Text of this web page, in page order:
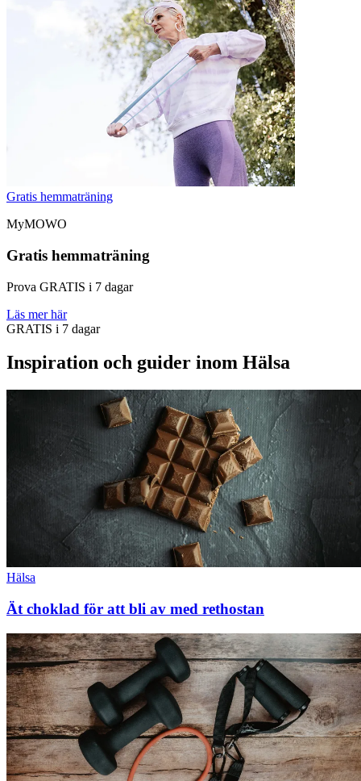
Gratis hemmaträning
MyMOWO
Gratis hemmaträning
Prova GRATIS i 7 dagar
Läs mer här
GRATIS i 7 dagar
Inspiration och guider inom Hälsa
Hälsa
Ät choklad för att bli av med rethostan